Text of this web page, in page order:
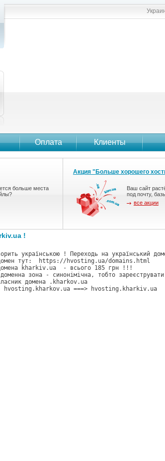
!
українською ! Переходь на
тут:  https://hvosting.ua/domains.html
kharkiv.ua  - всього 185 грн !!!
зона - синонімічна, тобто
домена .kharkov.ua
hvosting.kharkov.ua ===> hvosting.kharkiv.ua
Оплата Клиенты
больше места
Акция "Больше хорошего
Ваш сайт
под почту,
все акции